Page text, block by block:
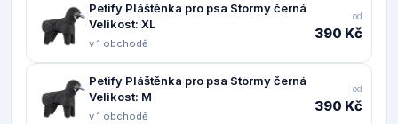
Petify Pláštěnka pro psa Stormy černá
Velikost: XL
v 1 obchodě
od
390 Kč
Petify Pláštěnka pro psa Stormy černá
Velikost: M
v 1 obchodě
od
390 Kč